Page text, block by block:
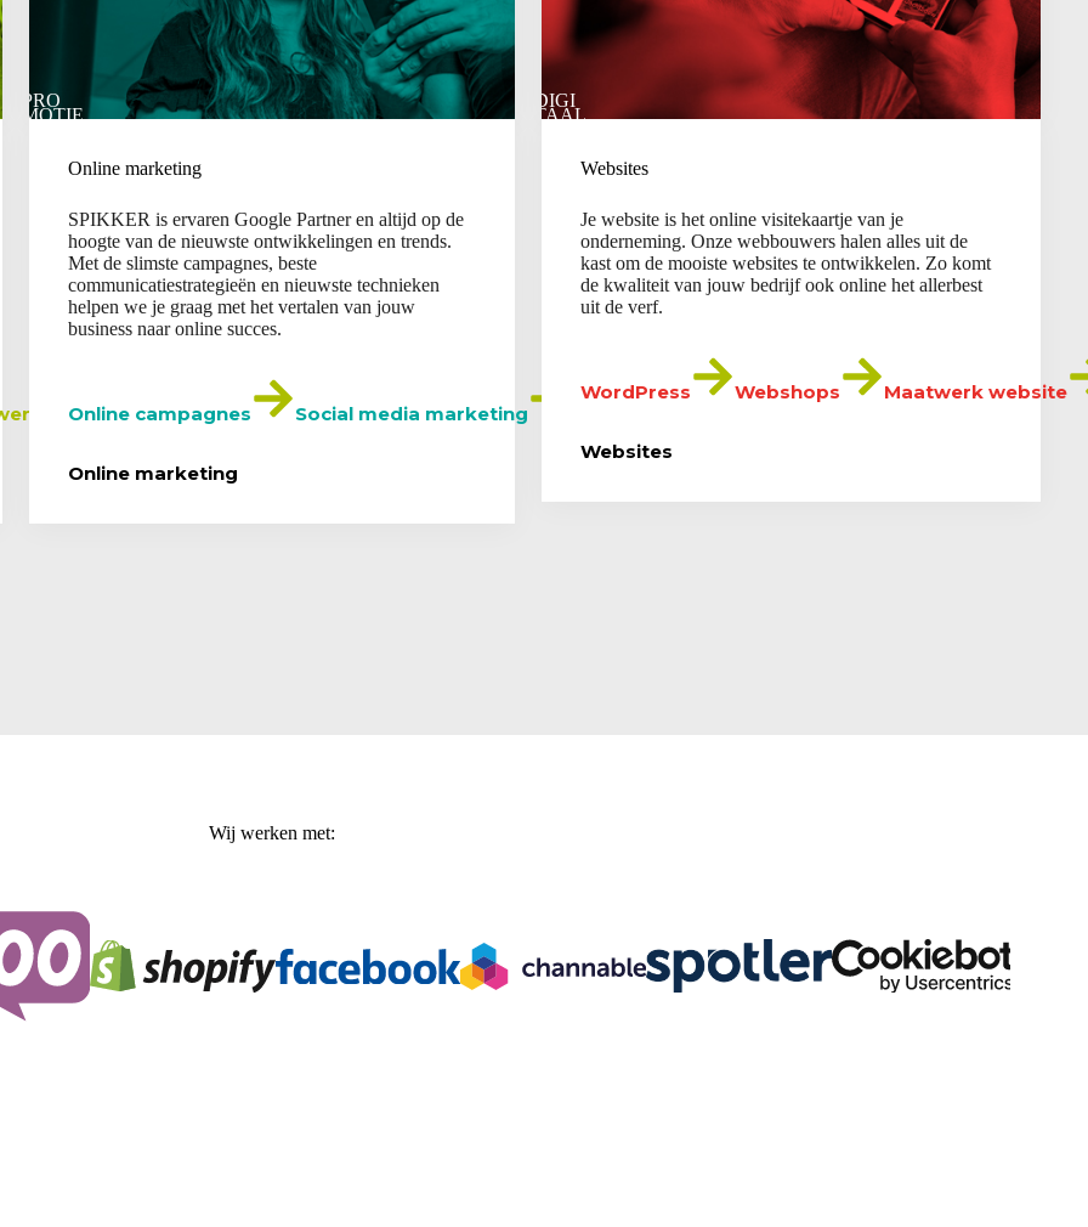
PRO
MOTIE
Online marketing
SPIKKER is ervaren Google Partner en altijd op de
hoogte van de nieuwste ontwikkelingen en trends.
Met de slimste campagnes, beste
communicatiestrategieën en nieuwste technieken
helpen we je graag met het vertalen van jouw
business naar online succes.
Online campagnes Social media marketing
Online marketing
DIGI
TAAL
Websites
Je website is het online visitekaartje van je
onderneming. Onze webbouwers halen alles uit de
kast om de mooiste websites te ontwikkelen. Zo komt
de kwaliteit van jouw bedrijf ook online het allerbest
uit de verf.
WordPress Webshops Maatwerk website
Websites
Wij werken met: